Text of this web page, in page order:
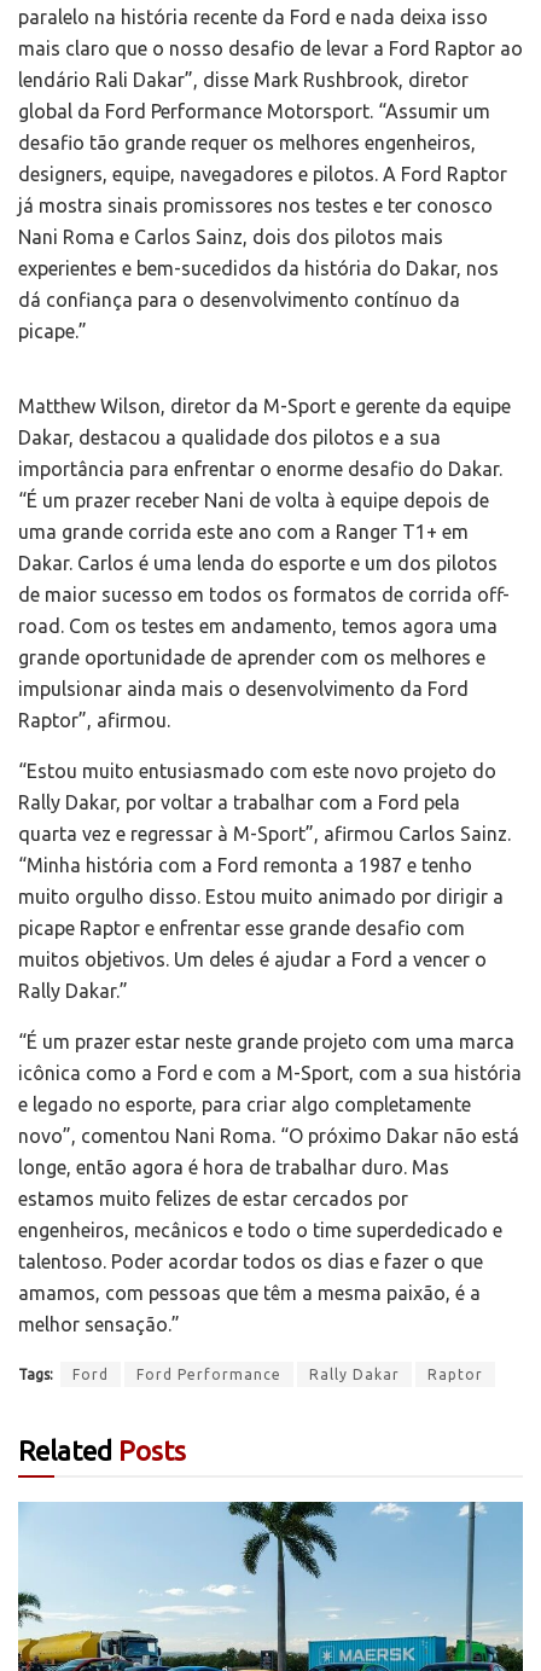
paralelo na história recente da Ford e nada deixa isso
mais claro que o nosso desafio de levar a Ford Raptor ao
lendário Rali Dakar”, disse Mark Rushbrook, diretor
global da Ford Performance Motorsport. “Assumir um
desafio tão grande requer os melhores engenheiros,
designers, equipe, navegadores e pilotos. A Ford Raptor
já mostra sinais promissores nos testes e ter conosco
Nani Roma e Carlos Sainz, dois dos pilotos mais
experientes e bem-sucedidos da história do Dakar, nos
dá confiança para o desenvolvimento contínuo da
picape.”
Matthew Wilson, diretor da M-Sport e gerente da equipe
Dakar, destacou a qualidade dos pilotos e a sua
importância para enfrentar o enorme desafio do Dakar.
“É um prazer receber Nani de volta à equipe depois de
uma grande corrida este ano com a Ranger T1+ em
Dakar. Carlos é uma lenda do esporte e um dos pilotos
de maior sucesso em todos os formatos de corrida off-
road. Com os testes em andamento, temos agora uma
grande oportunidade de aprender com os melhores e
impulsionar ainda mais o desenvolvimento da Ford
Raptor”, afirmou.
“Estou muito entusiasmado com este novo projeto do
Rally Dakar, por voltar a trabalhar com a Ford pela
quarta vez e regressar à M-Sport”, afirmou Carlos Sainz.
“Minha história com a Ford remonta a 1987 e tenho
muito orgulho disso. Estou muito animado por dirigir a
picape Raptor e enfrentar esse grande desafio com
muitos objetivos. Um deles é ajudar a Ford a vencer o
Rally Dakar.”
“É um prazer estar neste grande projeto com uma marca
icônica como a Ford e com a M-Sport, com a sua história
e legado no esporte, para criar algo completamente
novo”, comentou Nani Roma. “O próximo Dakar não está
longe, então agora é hora de trabalhar duro. Mas
estamos muito felizes de estar cercados por
engenheiros, mecânicos e todo o time superdedicado e
talentoso. Poder acordar todos os dias e fazer o que
amamos, com pessoas que têm a mesma paixão, é a
melhor sensação.”
Tags: Ford Ford Performance Rally Dakar Raptor
Related Posts